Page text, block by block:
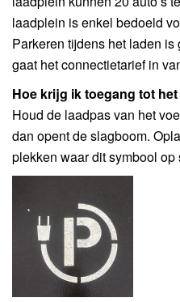
laadplein is enkel bedoeld
Parkeren tijdens het laden
gaat het connectietarief in
Hoe krijg ik toegang tot
Houd de laadpas van het
dan opent de slagboom.
plekken waar dit symbool op